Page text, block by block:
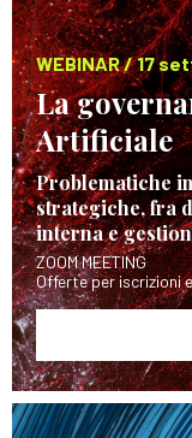
WEBINAR / 17
La
Artificiale
Problematiche
strategiche, fra
interna e
ZOOM MEETING
Offerte per iscrizioni